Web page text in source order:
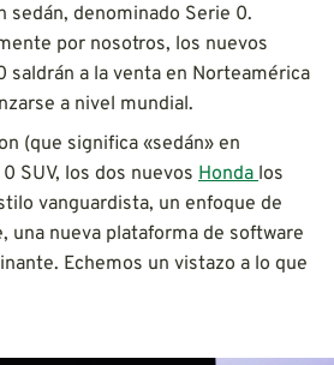
sedán, denominado Serie 0.
por nosotros, los nuevos
saldrán a la venta en Norteamérica
a nivel mundial.
(que significa «sedán» en
SUV, los dos nuevos Honda los
vanguardista, un enfoque de
una nueva plataforma de software
Echemos un vistazo a lo que